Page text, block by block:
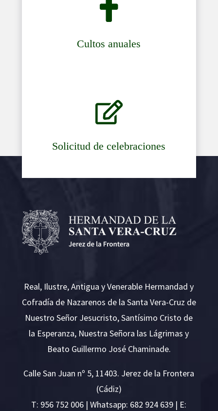

Cultos anuales

Solicitud de celebraciones
Real, Ilustre, Antigua y Venerable Hermandad y
Cofradía de Nazarenos de la Santa Vera-Cruz de
Nuestro Señor Jesucristo, Santísimo Cristo de
la Esperanza, Nuestra Señora las Lágrimas y
Beato Guillermo José Chaminade.
Calle San Juan nº 5, 11403. Jerez de la Frontera
(Cádiz)
T: 956 752 006 | Whatsapp: 682 924 639 | E: